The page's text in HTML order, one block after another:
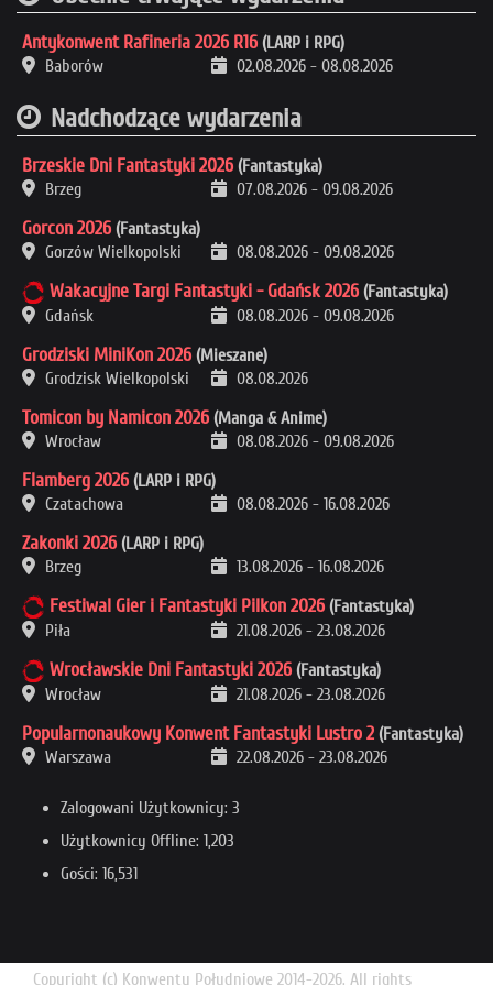
Antykonwent Rafineria 2026 R16 (LARP i RPG)
Baborów
02.08.2026 - 08.08.2026
Nadchodzące wydarzenia
Brzeskie Dni Fantastyki 2026 (Fantastyka)
Brzeg
07.08.2026 - 09.08.2026
Gorcon 2026 (Fantastyka)
Gorzów Wielkopolski
08.08.2026 - 09.08.2026
Wakacyjne Targi Fantastyki - Gdańsk 2026 (Fantastyka)
Gdańsk
08.08.2026 - 09.08.2026
Grodziski MiniKon 2026 (Mieszane)
Grodzisk Wielkopolski
08.08.2026
Tomicon by Namicon 2026 (Manga & Anime)
Wrocław
08.08.2026 - 09.08.2026
Flamberg 2026 (LARP i RPG)
Czatachowa
08.08.2026 - 16.08.2026
Zakonki 2026 (LARP i RPG)
Brzeg
13.08.2026 - 16.08.2026
Festiwal Gier i Fantastyki Pilkon 2026 (Fantastyka)
Piła
21.08.2026 - 23.08.2026
Wrocławskie Dni Fantastyki 2026 (Fantastyka)
Wrocław
21.08.2026 - 23.08.2026
Popularnonaukowy Konwent Fantastyki Lustro 2 (Fantastyka)
Warszawa
22.08.2026 - 23.08.2026
Zalogowani Użytkownicy: 3
Użytkownicy Offline: 1,203
Gości: 16,531
Copyright (c) Konwenty Południowe 2014-2026. All rights